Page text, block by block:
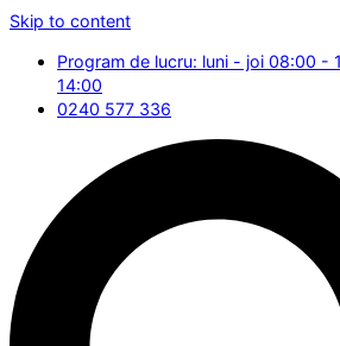
Skip to content
Program de lucru: luni - joi 08:00 -
14:00
0240 577 336